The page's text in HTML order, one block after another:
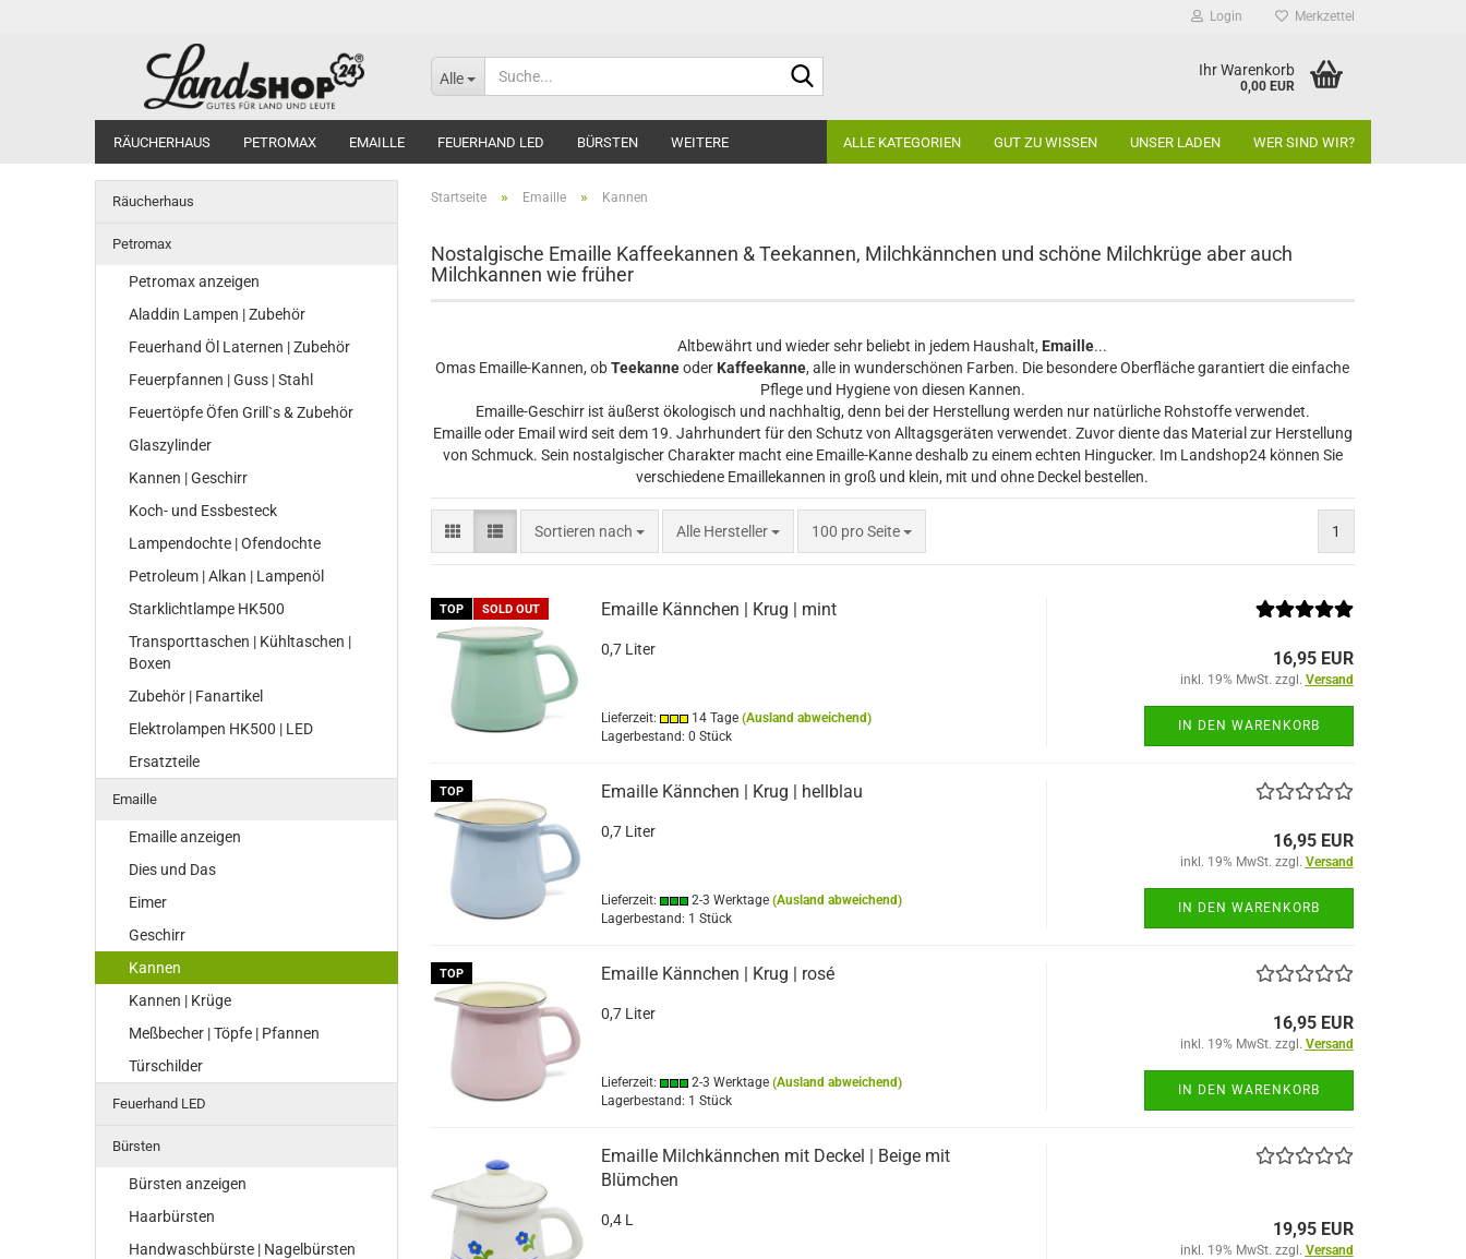
Login Merkzettel
Alle Ihr Warenkorb
0,00 EUR
RÄUCHERHAUS PETROMAX EMAILLE FEUERHAND LED BÜRSTEN ALLE KATEGORIEN GUT ZU WISSEN UNSER LADEN WER SIND WIR?
WEITERE
Startseite » Emaille » Kannen
Nostalgische Emaille Kaffeekannen & Teekannen, Milchkännchen und schöne Milchkrüge aber auch
Milchkannen wie früher
Altbewährt und wieder sehr beliebt in jedem Haushalt, Emaille...
Omas Emaille-Kannen, obTeekanneoder Kaffeekanne, alle in wunderschönen Farben. Die besondere Oberfläche garantiert die einfache
Pflege und Hygiene von diesen Kannen.
Emaille-Geschirr ist äußerst ökologisch und nachhaltig, denn bei der Herstellung werden nur natürliche Rohstoffe verwendet.
Emaille oder Email wird seit dem 19. Jahrhundert für den Schutz von Alltagsgeräten verwendet. Zuvor diente das Material zur Herstellung
von Schmuck. Sein nostalgischer Charakter macht eine Emaille-Kanne deshalb zu einem echten Hingucker. Im Landshop24 können Sie
verschiedene Emaillekannen in groß und klein, mit und ohne Deckel bestellen.
Sortieren nach
Sortieren nach Alle Hersteller 100 pro Seite
pro Seite 1
TOP SOLD OUT Emaille Kännchen | Krug | mint
0,7 Liter
Lieferzeit: 14 Tage (Ausland abweichend)
Lagerbestand: 0 Stück
16,95 EUR
inkl. 19% MwSt. zzgl. Versand
IN DEN WARENKORB
TOP Emaille Kännchen | Krug | hellblau
0,7 Liter
Lieferzeit: 2-3 Werktage (Ausland abweichend)
Lagerbestand: 1 Stück
16,95 EUR
inkl. 19% MwSt. zzgl. Versand
IN DEN WARENKORB
TOP Emaille Kännchen | Krug | rosé
0,7 Liter
Lieferzeit: 2-3 Werktage (Ausland abweichend)
Lagerbestand: 1 Stück
16,95 EUR
inkl. 19% MwSt. zzgl. Versand
IN DEN WARENKORB
Emaille Milchkännchen mit Deckel | Beige mit
Blümchen
0,4 L 19,95 EUR
inkl. 19% MwSt. zzgl. Versand
Räucherhaus
Petromax
Petromax anzeigen
Aladdin Lampen | Zubehör
Feuerhand Öl Laternen | Zubehör
Feuerpfannen | Guss | Stahl
Feuertöpfe Öfen Grill`s & Zubehör
Glaszylinder
Kannen | Geschirr
Koch- und Essbesteck
Lampendochte | Ofendochte
Petroleum | Alkan | Lampenöl
Starklichtlampe HK500
Transporttaschen | Kühltaschen |
Boxen
Zubehör | Fanartikel
Elektrolampen HK500 | LED
Ersatzteile
Emaille
Emaille anzeigen
Dies und Das
Eimer
Geschirr
Kannen
Kannen | Krüge
Meßbecher | Töpfe | Pfannen
Türschilder
Feuerhand LED
Bürsten
Bürsten anzeigen
Haarbürsten
Handwaschbürste | Nagelbürsten